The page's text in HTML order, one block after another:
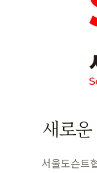
새로
서울도슨트